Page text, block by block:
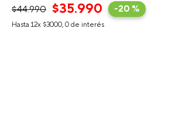
$44.990 $35.990 -20 %
Hasta 12x $3000, 0 de interés